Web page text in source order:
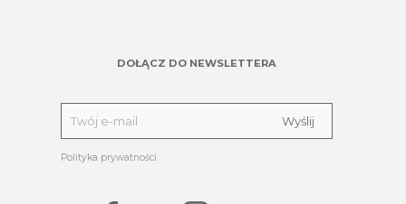
DOŁĄCZ DO NEWSLETTERA
Polityka prywatności